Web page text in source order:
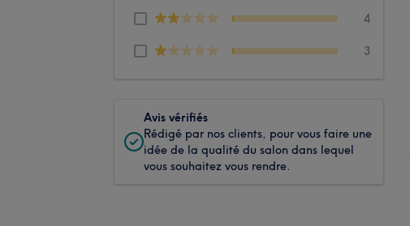
4
3
Avis vérifiés
Rédigé par nos clients, pour vous faire une
idée de la qualité du salon dans lequel
vous souhaitez vous rendre.